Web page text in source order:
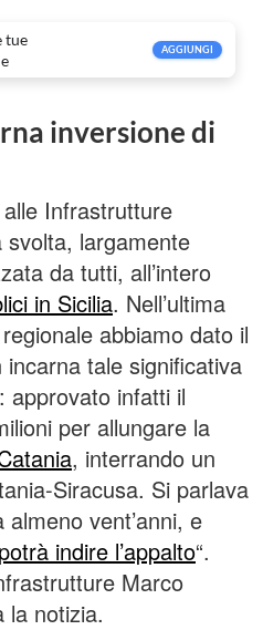
tue
AGGIUNGI
inversione di
Infrastrutture
largamente
da tutti, all’intero
in Sicilia. Nell’ultima
abbiamo dato il
incarna tale significativa
approvato infatti il
per allungare la
, interrando un
Siracusa. Si parlava
vent’anni, e
indire l’appalto“.
Marco
la notizia.